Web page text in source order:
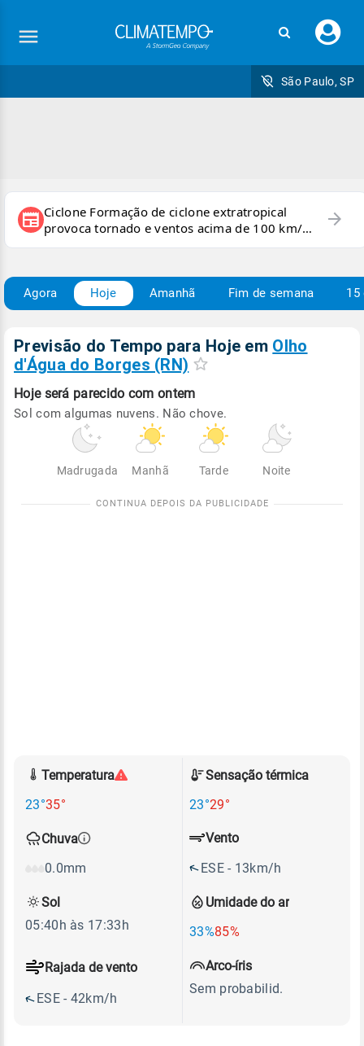
seu
São Paulo, SP
newspaper Ciclone Formação de ciclone extratropical
provoca tornado e ventos acima de 100 km/h
no RS
arrow_forward
Agora Hoje Amanhã Fim de semana 15
Previsão do Tempo para Hoje em Olho
d'Água do Borges (RN)
Hoje será parecido com ontem
Sol com algumas nuvens. Não chove.
Madrugada Manhã Tarde Noite
Temperatura
23°35°
Sensação térmica
23°29°
Chuva
0.0mm
Umidade do ar
33%85%
Vento
ESE - 13km/h
Rajada de vento
ESE - 42km/h
Sol
05:40h às 17:33h
Arco-íris
Sem probabilid.